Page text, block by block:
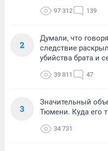
97 312 139
2
Думали, что
следствие
убийства брата и
39 811 47
3
Значительный
Тюмени. Куда его
34 731